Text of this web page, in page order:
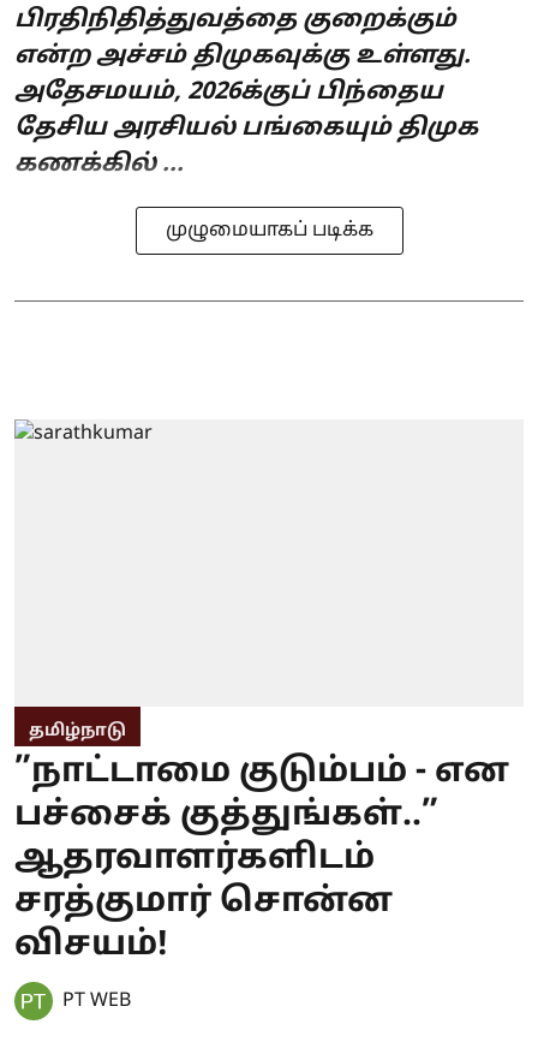
பிரதிநிதித்துவத்தை குறைக்கும்
என்ற அச்சம் திமுகவுக்கு உள்ளது.
அதேசமயம், 2026க்குப் பிந்தைய
தேசிய அரசியல் பங்கையும் திமுக
கணக்கில் ...
முழுமையாகப் படிக்க
தமிழ்நாடு
”நாட்டாமை குடும்பம் - என
பச்சைக் குத்துங்கள்..”
ஆதரவாளர்களிடம்
சரத்குமார் சொன்ன
விசயம்!
PT WEB